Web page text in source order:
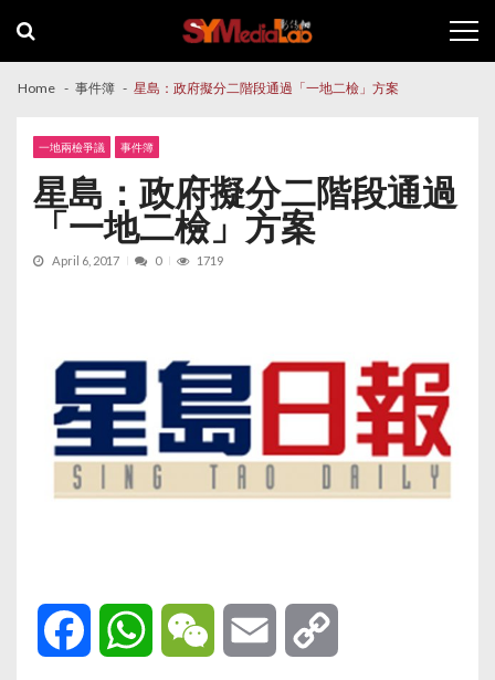
navigation
content
Home 事件簿 星島：政府擬分二階段通過「一地二檢」方案
一地兩檢爭議 事件簿
星島：政府擬分二階段通過
「一地二檢」方案
April 6, 2017 0 1719
Facebook WhatsAppWeChat Email